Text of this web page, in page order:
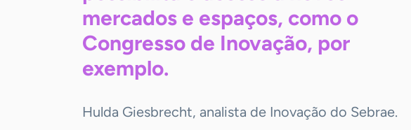
mercados e espaços, como o
Congresso de Inovação, por
exemplo.
Hulda Giesbrecht, analista de Inovação do Sebrae.